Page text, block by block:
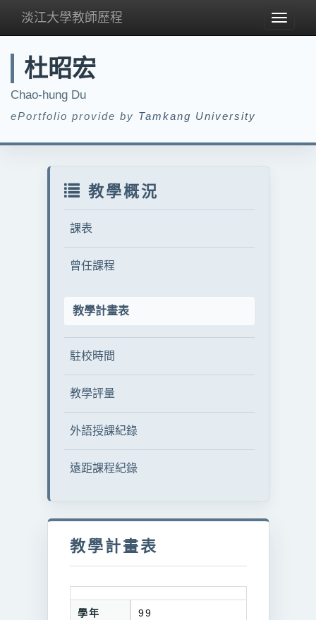
Toggle
淡江大學教師歷程
杜昭宏
Chao-hung Du
ePortfolio provide by Tamkang University
教學概況
課表
曾任課程
教學計畫表
駐校時間
教學評量
外語授課紀錄
遠距課程紀錄
教學計畫表
學年 99